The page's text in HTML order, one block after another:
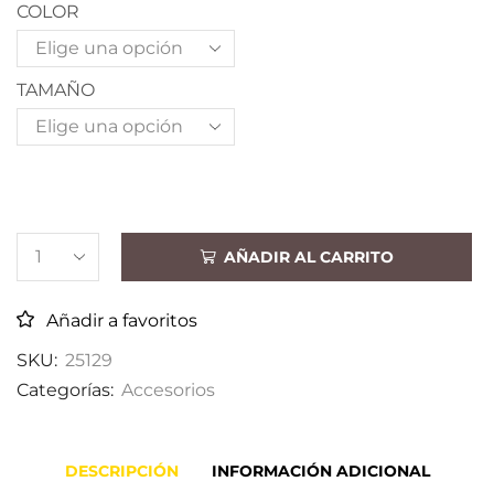
COLOR
TAMAÑO
AÑADIR AL CARRITO
Añadir a favoritos
SKU: 25129
Categorías: Accesorios
DESCRIPCIÓN INFORMACIÓN ADICIONAL